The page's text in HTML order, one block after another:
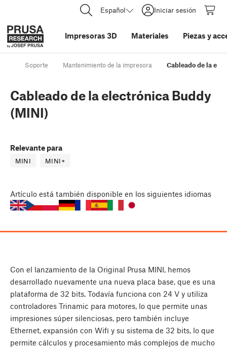
Español Iniciar sesión
Impresoras 3D Materiales Piezas y
Soporte Mantenimiento de la impresora Cableado de la
Cableado de la electrónica Buddy
(MINI)
Relevante para
MINI MINI+
Artículo está también disponible en los siguientes idiomas
Con el lanzamiento de la Original Prusa MINI, hemos
desarrollado nuevamente una nueva placa base, que es una
plataforma de 32 bits. Todavía funciona con 24 V y utiliza
controladores Trinamic para motores, lo que permite unas
impresiones súper silenciosas, pero también incluye
Ethernet, expansión con Wifi y su sistema de 32 bits, lo que
permite cálculos y procesamiento más complejos de mucho